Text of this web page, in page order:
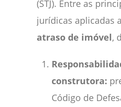
(STJ). Entre as
jurídicas aplicadas
atraso de imóvel,
construtora:
Código de